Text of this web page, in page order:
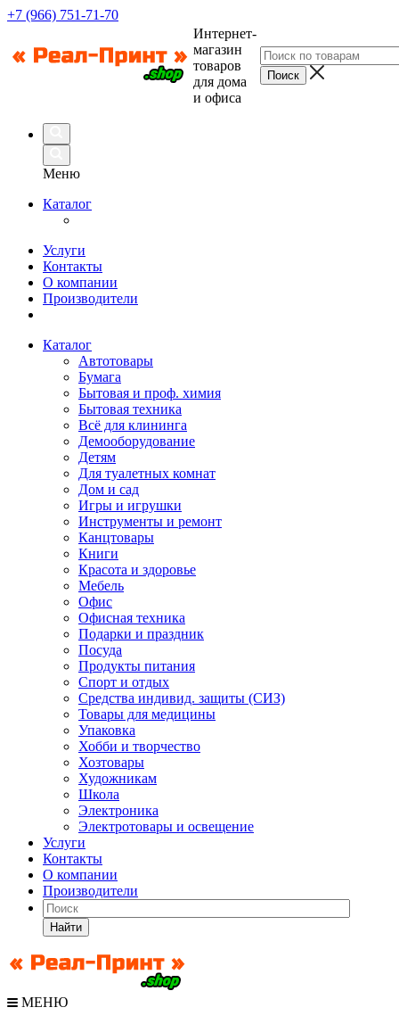
+7 (966) 751-71-70
Интернет-
магазин
товаров
для дома
и офиса
Меню
Каталог
Услуги
Контакты
О компании
Производители
Каталог
Автотовары
Бумага
Бытовая и проф. химия
Бытовая техника
Всё для клининга
Демооборудование
Детям
Для туалетных комнат
Дом и сад
Игры и игрушки
Инструменты и ремонт
Канцтовары
Книги
Красота и здоровье
Мебель
Офис
Офисная техника
Подарки и праздник
Посуда
Продукты питания
Спорт и отдых
Средства индивид. защиты (СИЗ)
Товары для медицины
Упаковка
Хобби и творчество
Хозтовары
Художникам
Школа
Электроника
Электротовары и освещение
Услуги
Контакты
О компании
Производители
Найти
МЕНЮ